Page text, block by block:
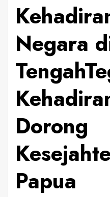
Negara
Dorong
Papua